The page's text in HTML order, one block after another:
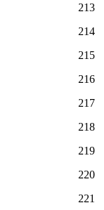
213
214
215
216
217
218
219
220
221